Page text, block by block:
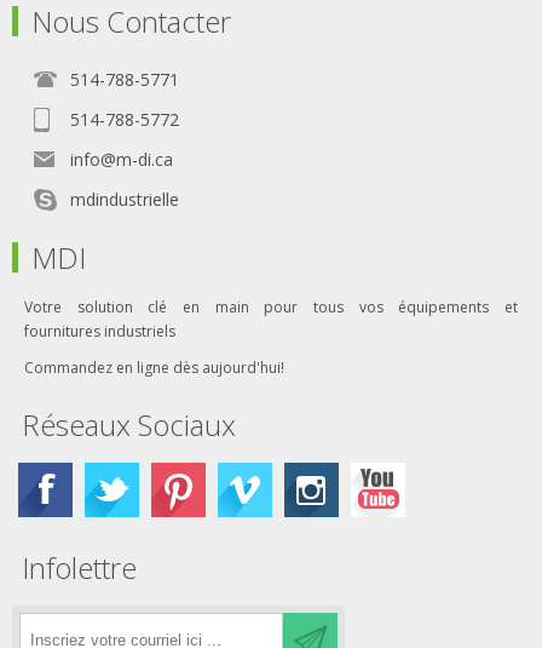
Nous Contacter
514-788-5771
514-788-5772
info@m-di.ca
mdindustrielle
MDI
Votre solution clé en main pour tous vos équipements et
fournitures industriels
Commandez en ligne dès aujourd'hui!
Réseaux Sociaux
Infolettre